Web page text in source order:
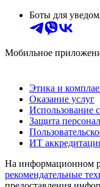
Боты для
Мобильное
Этика и
Оказание услуг
Использование
Защита
ИТ
На информационном
рекомендательные